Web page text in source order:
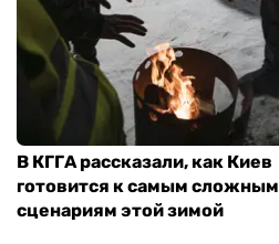
В КГГА рассказали, как Киев
готовится к самым сложным
сценариям этой зимой